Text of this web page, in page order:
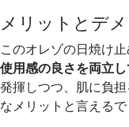
メリットとデ
このオレゾの日焼け止
使用感の良さを両立
発揮しつつ、肌に負
なメリットと言えるで